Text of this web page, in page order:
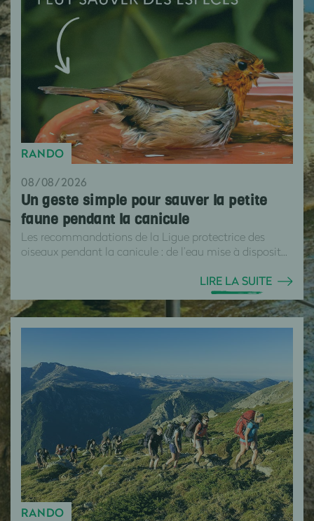
RANDO
08/08/2026
Un geste simple pour sauver la petite
faune pendant la canicule
Les recommandations de la Ligue protectrice des
oiseaux pendant la canicule : de l’eau mise à disposit...
LIRE LA SUITE
RANDO